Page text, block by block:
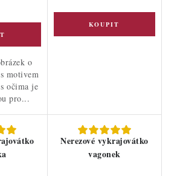
o
motivem
očima je
pro...
Nerezové vykrajovátko
vagonek